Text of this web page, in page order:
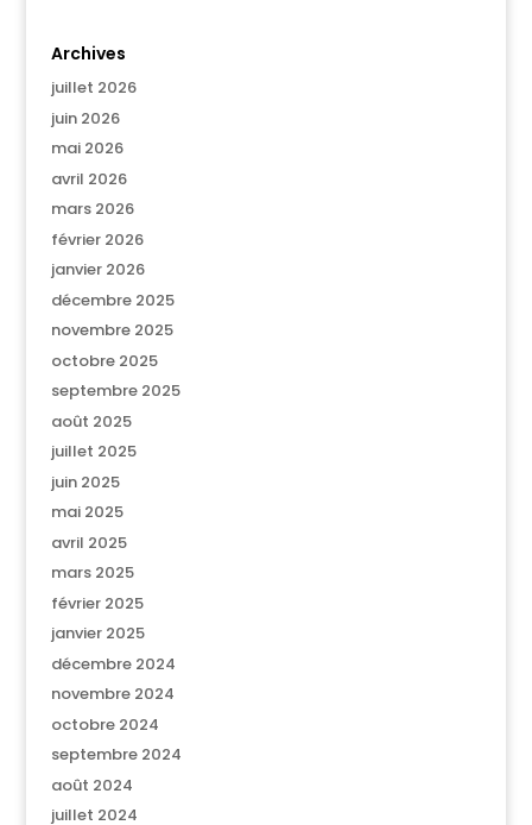
Archives
juillet 2026
juin 2026
mai 2026
avril 2026
mars 2026
février 2026
janvier 2026
décembre 2025
novembre 2025
octobre 2025
septembre 2025
août 2025
juillet 2025
juin 2025
mai 2025
avril 2025
mars 2025
février 2025
janvier 2025
décembre 2024
novembre 2024
octobre 2024
septembre 2024
août 2024
juillet 2024